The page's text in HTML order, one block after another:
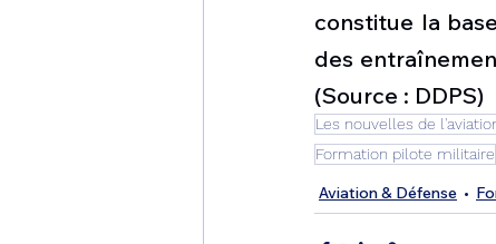
constitue la
des
(Source : DDPS)
Les nouvelles de
Formation pilote militaire
Aviation & Défense